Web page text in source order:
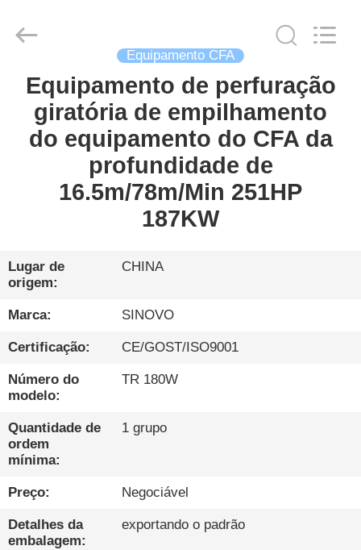
CASA
PRODUTOS
SHOW
SOBRE
NÓS
EXCURSÃO
DA
FÁBRICA
CONTROLE
DA
QUALIDADE
Sinovo
Heavy
Reserved.
Equipamento CFA
Equipamento de perfuração
giratória de empilhamento
do equipamento do CFA da
profundidade de
16.5m/78m/Min 251HP
187KW
Lugar de
origem:
CHINA
Marca: SINOVO
Certificação: CE/GOST/ISO9001
Número do
modelo:
TR 180W
Quantidade de
ordem
mínima:
1 grupo
Preço: Negociável
Detalhes da
embalagem:
exportando o padrão